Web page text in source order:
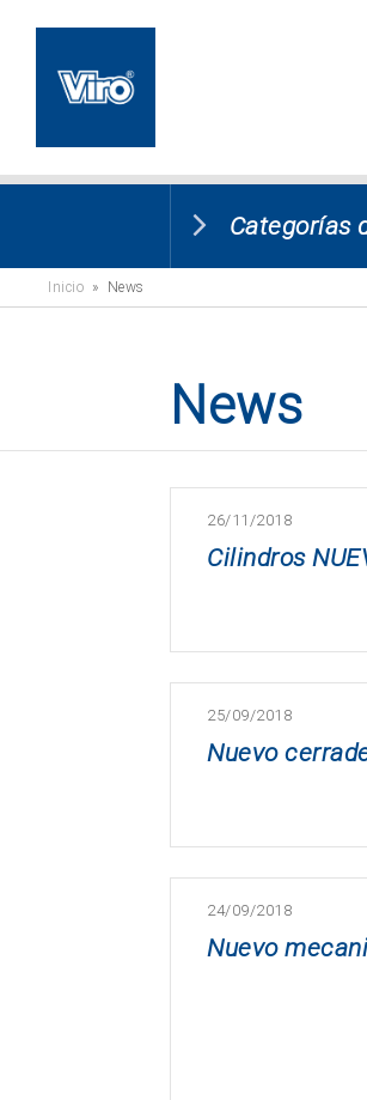
Categorías
Inicio » News
News
26/11/2018
Cilindros
25/09/2018
Nuevo
24/09/2018
Nuevo